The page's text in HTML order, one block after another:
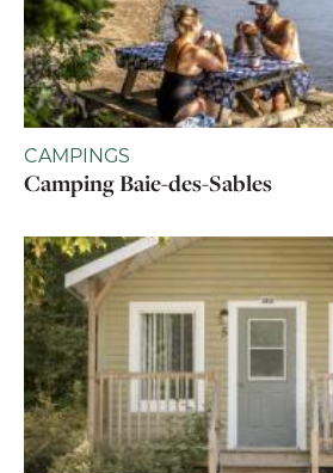
CAMPINGS
Camping Baie-des-Sables